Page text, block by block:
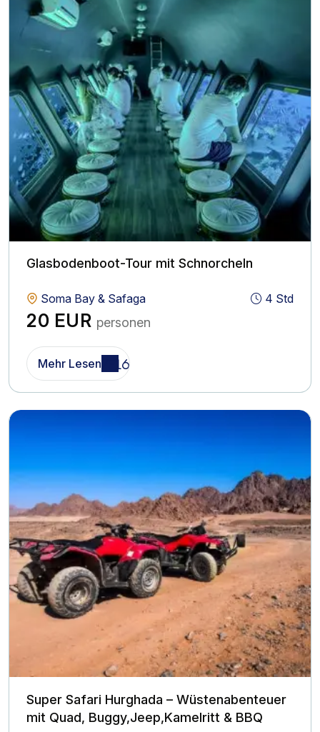
Glasbodenboot-Tour mit Schnorcheln
Soma Bay & Safaga 4 Std
20 EUR personen
Mehr Lesen
Super Safari Hurghada – Wüstenabenteuer
mit Quad, Buggy,Jeep,Kamelritt & BBQ